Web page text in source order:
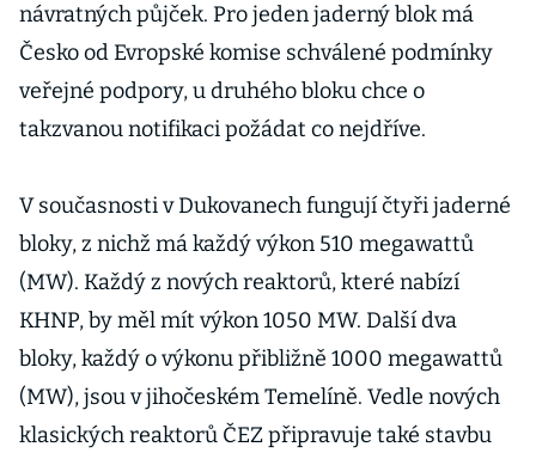
návratných půjček. Pro jeden jaderný blok má
Česko od Evropské komise schválené podmínky
veřejné podpory, u druhého bloku chce o
takzvanou notifikaci požádat co nejdříve.
V současnosti v Dukovanech fungují čtyři jaderné
bloky, z nichž má každý výkon 510 megawattů
(MW). Každý z nových reaktorů, které nabízí
KHNP, by měl mít výkon 1050 MW. Další dva
bloky, každý o výkonu přibližně 1000 megawattů
(MW), jsou v jihočeském Temelíně. Vedle nových
klasických reaktorů ČEZ připravuje také stavbu